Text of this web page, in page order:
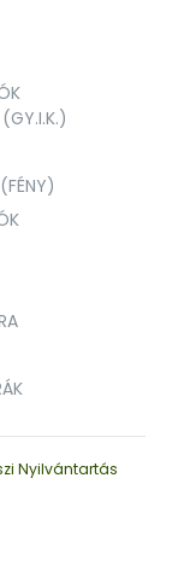
(GY.I.K.)
Nyilvántartás